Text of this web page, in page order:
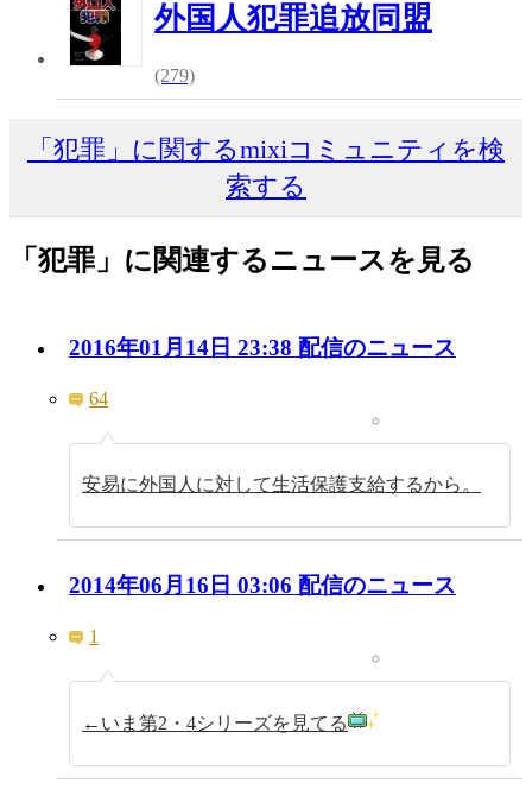
外国人犯罪追放同盟
(279)
「犯罪」に関するmixiコミュニティを検
索する
「犯罪」に関連するニュースを見る
2016年01月14日 23:38 配信のニュース
64
安易に外国人に対して生活保護支給するから。
2014年06月16日 03:06 配信のニュース
1
←いま第2・4シリーズを見てる